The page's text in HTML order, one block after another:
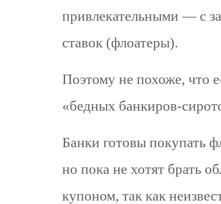
привлекательными — с
ставок (флоатеры).
Поэтому не похоже, что
«бедных банкиров-
Банки готовы покупать
но пока не хотят брать
купоном, так как